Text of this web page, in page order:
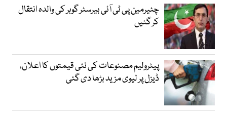
چئیرمین پی ٹی آئی بیرسٹر گوہر کی والدہ انتقال
کر گئیں
پیٹرولیم مصنوعات کی نئی قیمتوں کا اعلان،
ڈیزل پر لیوی مزید بڑھا دی گئی